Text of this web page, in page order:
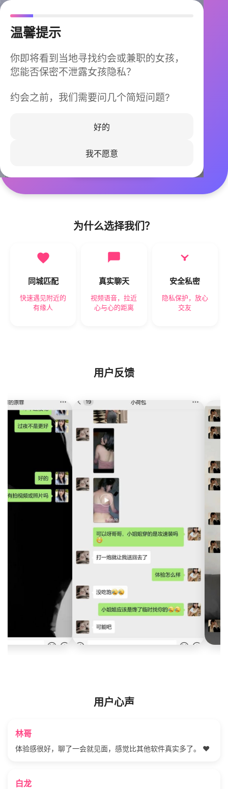
温馨提示
你即将看到当地寻找约会或兼职的女孩，
您能否保密不泄露女孩隐私？
约会之前，我们需要问几个简短问题?
好的
我不愿意
今晚不再孤单
同城快速匹配，马上认识身边的TA
立即下载
为什么选择我们？
同城匹配
快速遇见附近的
有缘人
真实聊天
视频语音，拉近
心与心的距离
安全私密
隐私保护，放心
交友
用户反馈
用户心声
林哥
体验感很好，聊了一会就见面，感觉比其他软件真实多了。 ❤️
白龙